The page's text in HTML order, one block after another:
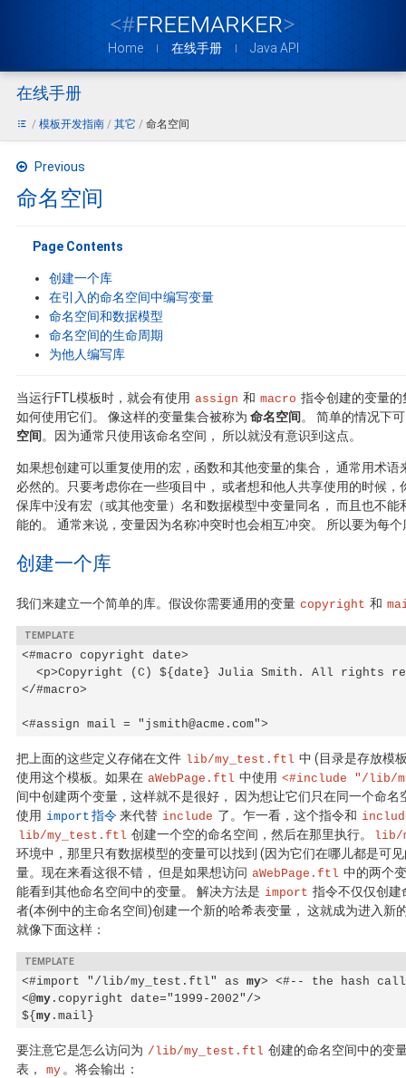
Home 在线手册 Java API
在线手册
模板开发指南 其它 命名空间
Previous
命名空间
Page Contents
创建一个库
在引入的命名空间中编写变量
命名空间和数据模型
命名空间的生命周期
为他人编写库
当运行FTL模板时，就会有使用 assign 和 macro 指令创建的变量
如何使用它们。 像这样的变量集合被称为 命名空间 。 简单的情况下
空间 。因为通常只使用该命名空间， 所以就没有意识到这点。
如果想创建可以重复使用的宏，函数和其他变量的集合， 通常用术语
必然的。只要考虑你在一些项目中， 或者想和他人共享使用的时候
保库中没有宏（或其他变量）名和数据模型中变量同名， 而且也不
能的。 通常来说，变量因为名称冲突时也会相互冲突。 所以要为每
创建一个库
我们来建立一个简单的库。假设你需要通用的变量 copyright 和
<#macro copyright date>
<p>Copyright (C) ${date} Julia Smith. All rights
</#macro>
<#assign mail = "jsmith@acme.com">
把上面的这些定义存储在文件 lib/my_test.ftl 中 (目录是存放模
使用这个模板。如果在 aWebPage.ftl 中使用 <#include "/lib/
间中创建两个变量，这样就不是很好， 因为想让它们只在同一个命
使用 import 指令来代替 include 了。乍一看，这个指令和
lib/my_test.ftl 创建一个空的命名空间，然后在那里执行。 lib/
环境中，那里只有数据模型的变量可以找到 (因为它们在哪儿都是可
量。现在来看这很不错， 但是如果想访问 aWebPage.ftl 中的两个
能看到其他命名空间中的变量。 解决方法是 import 指令不仅仅创
者(本例中的主命名空间)创建一个新的哈希表变量， 这就成为进入新
就像下面这样：
<#import "/lib/my_test.ftl" as my> <#-- the hash
<@my .copyright date="1999-2002"/>
${ my .mail}
要注意它是怎么访问为 /lib/my_test.ftl 创建的命名空间中的变
表，
my 。将会输出：